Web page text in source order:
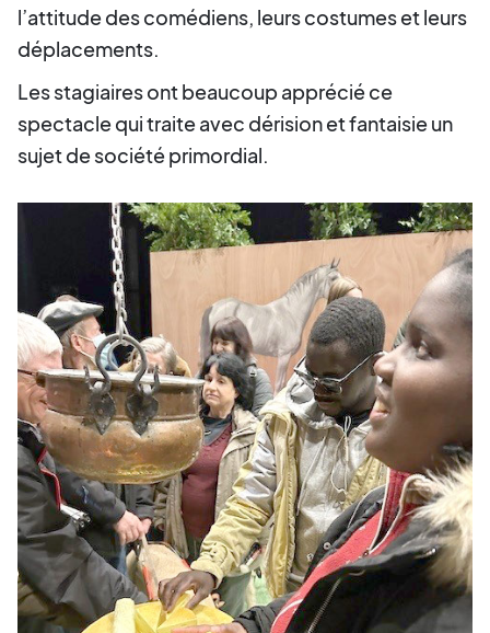
l’attitude des comédiens, leurs costumes et leurs
déplacements.
Les stagiaires ont beaucoup apprécié ce
spectacle qui traite avec dérision et fantaisie un
sujet de société primordial.